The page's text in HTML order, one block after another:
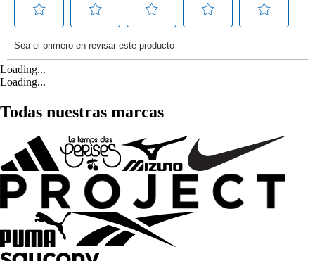
Loading...
Loading...
Todas nuestras marcas